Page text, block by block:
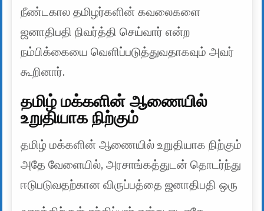
நீண்டகால தமிழர்களின் கவலைகளை
ஜனாதிபதி நிவர்த்தி செய்வார் என்ற
நம்பிக்கையை வெளிப்படுத்துவதாகவும் அவர்
கூறினார்.
தமிழ் மக்களின் ஆணையில்
உறுதியாக நிற்கும்
தமிழ் மக்களின் ஆணையில் உறுதியாக நிற்கும்
அதே வேளையில், அரசாங்கத்துடன் தொடர்ந்து
ஈடுபடுவதற்கான விருப்பத்தை ஜனாதிபதி ஒரு